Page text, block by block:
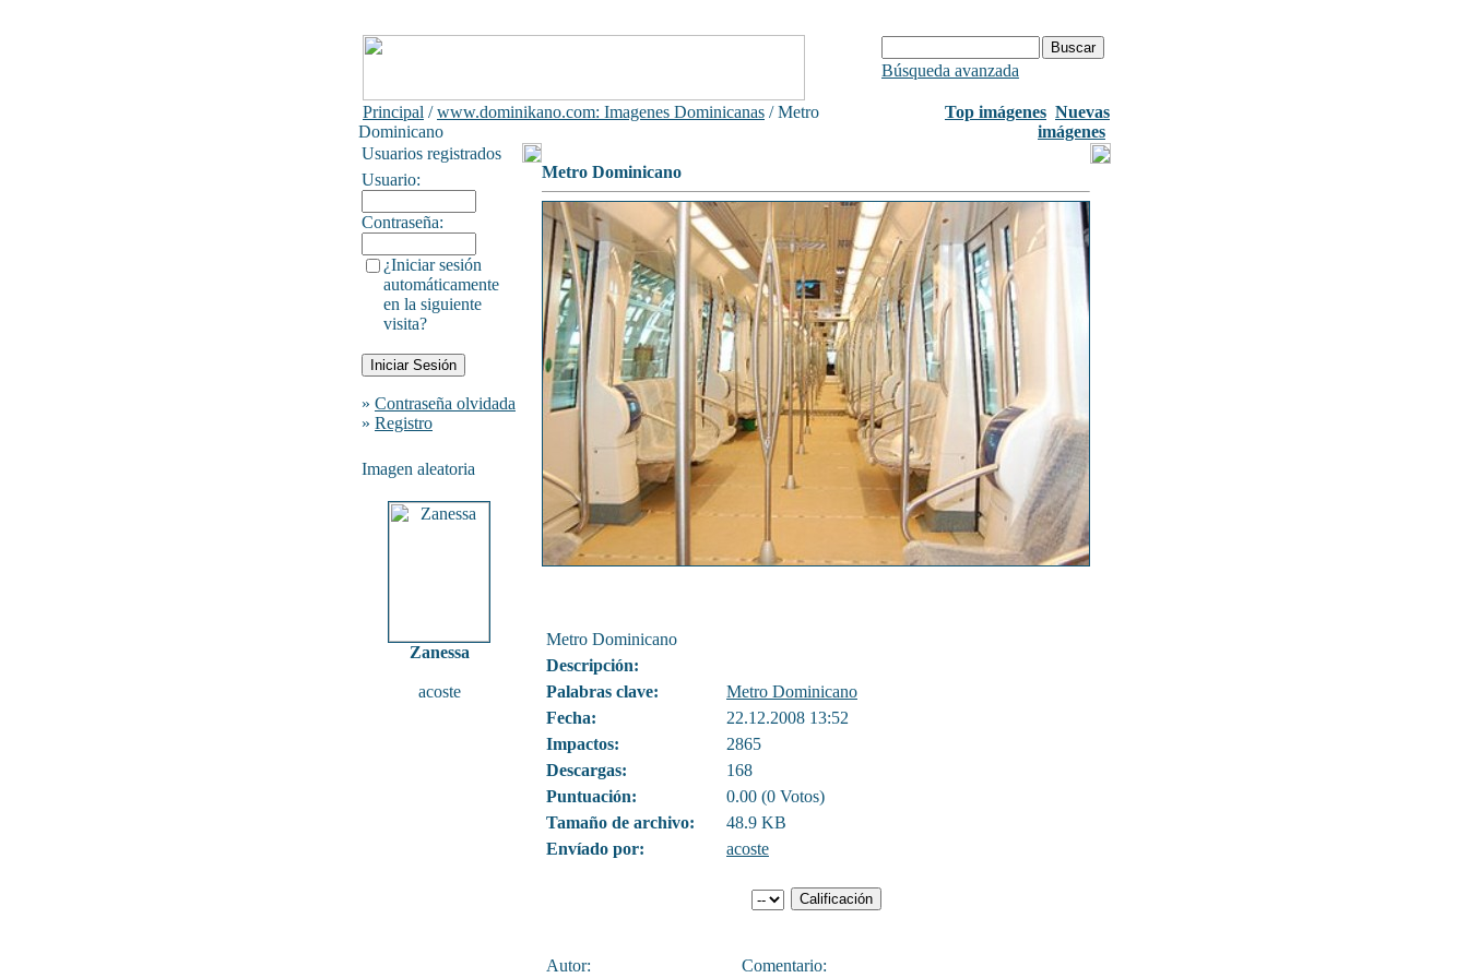
Búsqueda avanzada
Principal /www.dominikano.com: Imagenes Dominicanas / Metro
Dominicano
Top imágenes Nuevas
imágenes
Usuarios registrados
Usuario:
Contraseña:
¿Iniciar sesión
automáticamente
en la siguiente
visita?
» Contraseña olvidada
» Registro
Imagen aleatoria
Zanessa
acoste
Metro Dominicano
Metro Dominicano
Descripción:
Palabras clave:
Metro Dominicano
Fecha:
22.12.2008 13:52
Impactos:
2865
Descargas:
168
Puntuación:
0.00 (0 Votos)
Tamaño de archivo:
48.9 KB
Envíado por:
acoste
Autor: Comentario: